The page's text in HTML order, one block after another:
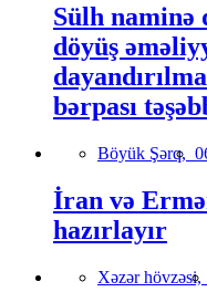
Sülh naminə
döyüş
bərpası
Böyük Şərq,
İran və
hazırlayır
Xəzər hövzəsi,